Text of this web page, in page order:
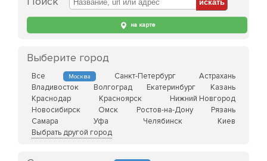
на карте
Выберите город
Все Москва Санкт-Петербург
Астрахань
Владивосток
Волгоград Екатеринбург
Казань
Краснодар
Красноярск
Нижний Новгород
Новосибирск
Омск Ростов-на-Дону
Рязань
Самара
Уфа Челябинск
Киев
Выбрать другой город